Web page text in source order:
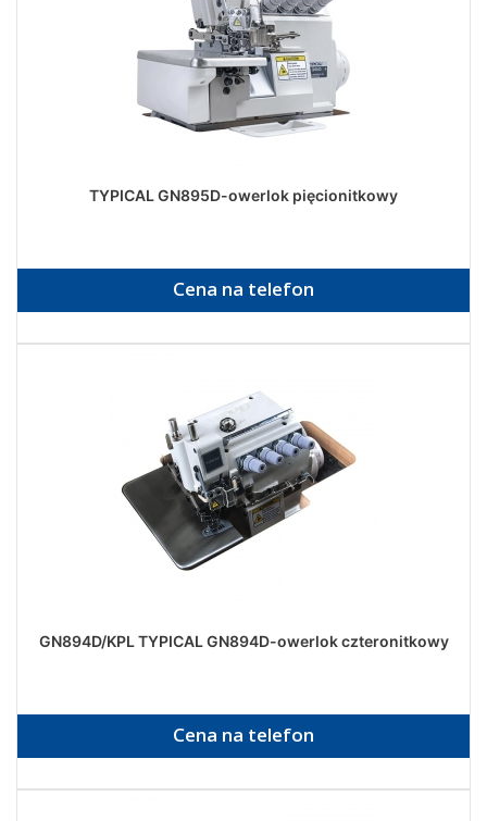
TYPICAL GN895D-owerlok pięcionitkowy
Cena na telefon
GN894D/KPL TYPICAL GN894D-owerlok czteronitkowy
Cena na telefon